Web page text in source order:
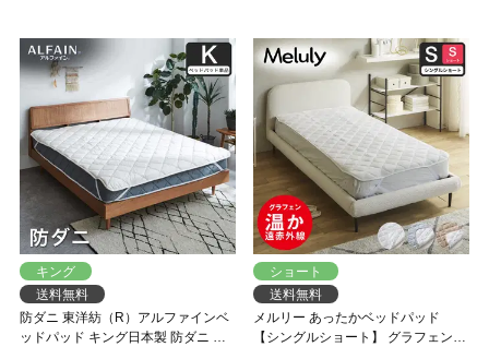
キング
送料無料
防ダニ 東洋紡（R）アルファインベ
ッドパッド キング日本製 防ダニ 防
ショート
送料無料
メルリー あったかベッドパッド
【シングルショート】 グラフェン